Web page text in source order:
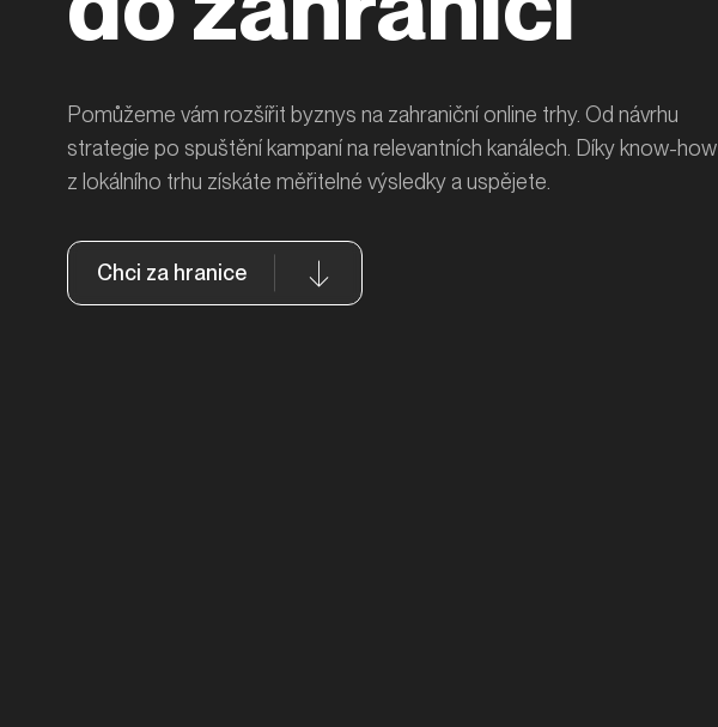
Pomůžeme vám rozšířit byznys na zahraniční online trhy. Od návrhu
strategie po spuštění kampaní na relevantních kanálech. Díky know-how
z lokálního trhu získáte měřitelné výsledky a uspějete.
Chci za hranice